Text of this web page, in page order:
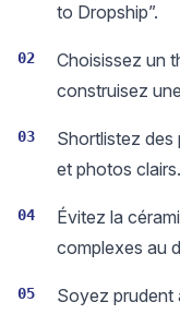
to Dropship”.
02
Choisissez un
construisez
03
Shortlistez des
et photos clairs.
04
Évitez la
complexes au
05
Soyez prudent